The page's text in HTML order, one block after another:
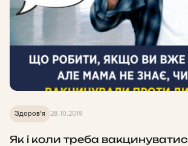
Здоров'я 28.10.2019
Як і коли треба